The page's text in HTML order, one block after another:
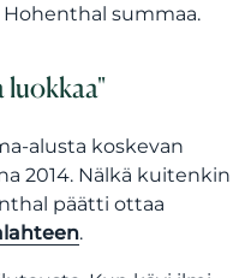
Hohenthal summaa.
alusta koskevan
2014. Nälkä kuitenkin
päätti ottaa
.